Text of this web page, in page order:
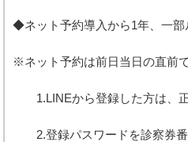
◆ネット予約導入から1年、一部
※ネット予約は前日当日の直前
1.LINEから登録した方は、正
2.登録パスワードを診察券番